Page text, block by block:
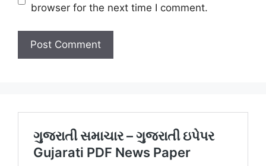
browser for the next time I comment.